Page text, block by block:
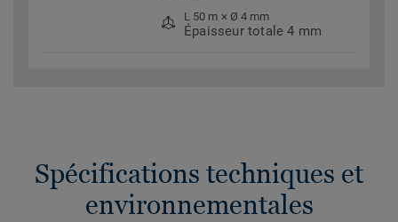
L 50 m × Ø 4 mm
Épaisseur totale 4 mm
Spécifications techniques et
environnementales